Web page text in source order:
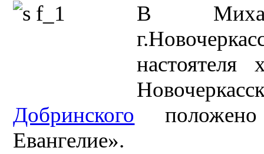
В
настоятеля
Добринского
Евангелие».